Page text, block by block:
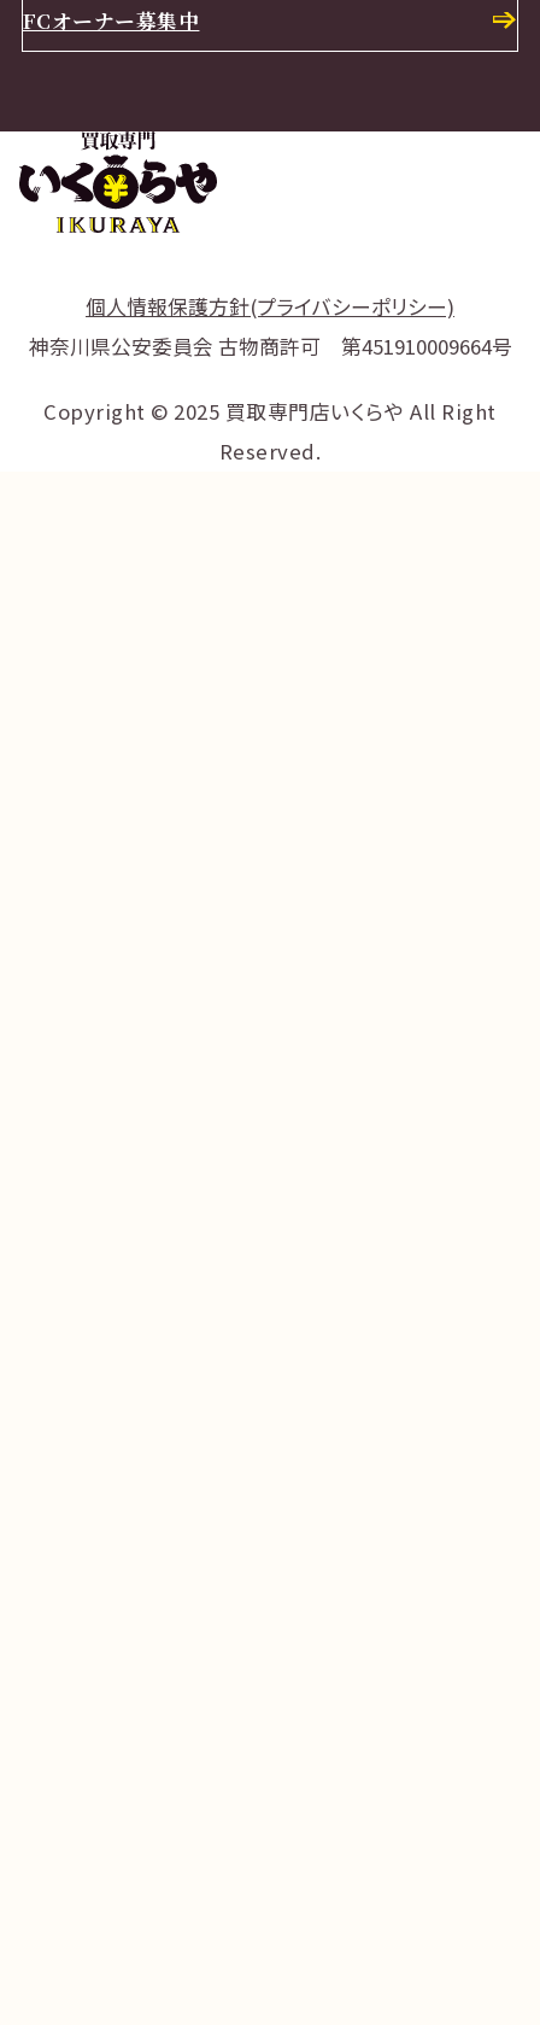
FCオーナー募集中
個人情報保護方針(プライバシーポリシー)
神奈川県公安委員会 古物商許可 第451910009664号
Copyright © 2025 買取専門店いくらや All Right
Reserved.